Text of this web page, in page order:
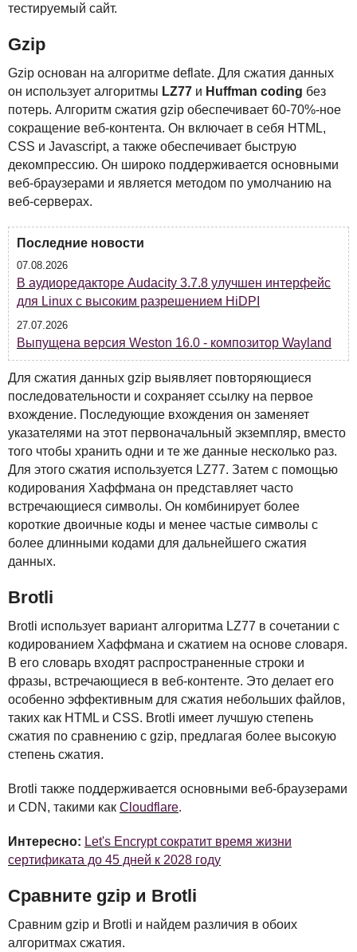
тестируемый сайт.
Gzip
Gzip основан на алгоритме deflate. Для сжатия данных
он использует алгоритмы LZ77 и Huffman coding без
потерь. Алгоритм сжатия gzip обеспечивает 60-70%-ное
сокращение веб-контента. Он включает в себя HTML,
CSS и Javascript, а также обеспечивает быструю
декомпрессию. Он широко поддерживается основными
веб-браузерами и является методом по умолчанию на
веб-серверах.
Последние новости
07.08.2026
В аудиоредакторе Audacity 3.7.8 улучшен интерфейс
для Linux с высоким разрешением HiDPI
27.07.2026
Выпущена версия Weston 16.0 - композитор Wayland
Для сжатия данных gzip выявляет повторяющиеся
последовательности и сохраняет ссылку на первое
вхождение. Последующие вхождения он заменяет
указателями на этот первоначальный экземпляр, вместо
того чтобы хранить одни и те же данные несколько раз.
Для этого сжатия используется LZ77. Затем с помощью
кодирования Хаффмана он представляет часто
встречающиеся символы. Он комбинирует более
короткие двоичные коды и менее частые символы с
более длинными кодами для дальнейшего сжатия
данных.
Brotli
Brotli использует вариант алгоритма LZ77 в сочетании с
кодированием Хаффмана и сжатием на основе словаря.
В его словарь входят распространенные строки и
фразы, встречающиеся в веб-контенте. Это делает его
особенно эффективным для сжатия небольших файлов,
таких как HTML и CSS. Brotli имеет лучшую степень
сжатия по сравнению с gzip, предлагая более высокую
степень сжатия.
Brotli также поддерживается основными веб-браузерами
и CDN , такими как Cloudflare.
Интересно: Let's Encrypt сократит время жизни
сертификата до 45 дней к 2028 году
Сравните gzip и Brotli
Сравним gzip и Brotli и найдем различия в обоих
алгоритмах сжатия.